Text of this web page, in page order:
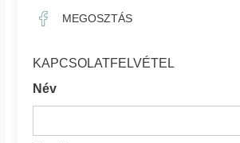
MEGOSZTÁS
KAPCSOLATFELVÉTEL
Név